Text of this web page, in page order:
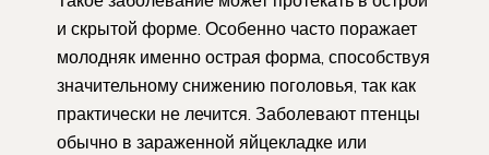
и скрытой форме. Особенно часто поражает
молодняк именно острая форма, способствуя
значительному снижению поголовья, так как
практически не лечится. Заболевают птенцы
обычно в зараженной яйцекладке или